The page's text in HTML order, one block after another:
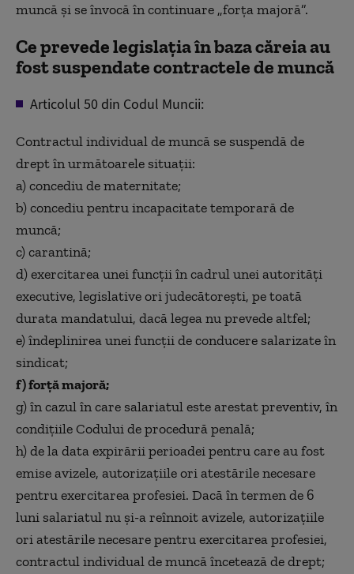
muncă și se învocă în continuare „forța majoră”.
Ce prevede legislația în baza căreia au
fost suspendate contractele de muncă
Articolul 50 din Codul Muncii:
Contractul individual de muncă se suspendă de
drept în următoarele situaţii:
a) concediu de maternitate;
b) concediu pentru incapacitate temporară de
muncă;
c) carantină;
d) exercitarea unei funcţii în cadrul unei autorităţi
executive, legislative ori judecătoreşti, pe toată
durata mandatului, dacă legea nu prevede altfel;
e) îndeplinirea unei funcţii de conducere salarizate în
sindicat;
f) forţă majoră;
g) în cazul în care salariatul este arestat preventiv, în
condiţiile Codului de procedură penală;
h) de la data expirării perioadei pentru care au fost
emise avizele, autorizaţiile ori atestările necesare
pentru exercitarea profesiei. Dacă în termen de 6
luni salariatul nu şi-a reînnoit avizele, autorizaţiile
ori atestările necesare pentru exercitarea profesiei,
contractul individual de muncă încetează de drept;